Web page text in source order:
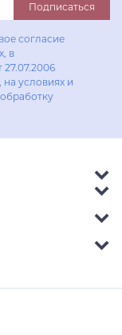
Подписаться
согласие
в
условиях и
Нагибина